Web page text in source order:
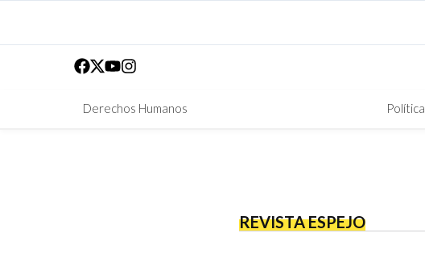
Derechos Humanos Política
REVISTA ESPEJO